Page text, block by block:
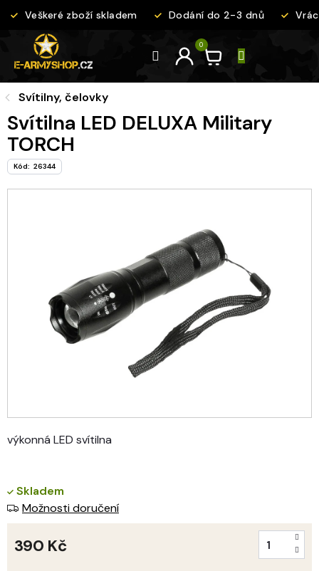
Veškeré zboží skladem Dodání do 2-3 dnů
Svítilny, čelovky
Svítilna LED DELUXA Military
TORCH
Kód: 26344
výkonná LED svítilna
Skladem
Možnosti doručení
390 Kč